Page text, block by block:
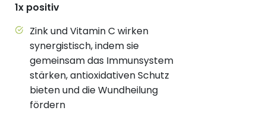
1x positiv
Zink und Vitamin C wirken
synergistisch, indem sie
gemeinsam das Immunsystem
stärken, antioxidativen Schutz
bieten und die Wundheilung
fördern